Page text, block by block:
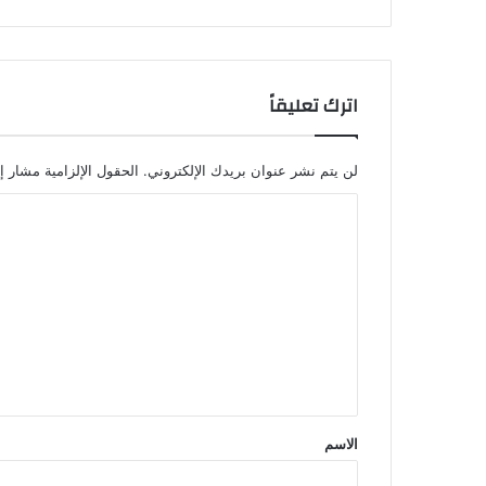
اترك تعليقاً
لن يتم نشر عنوان بريدك الإلكتروني. الحقول الإلزامية مشار
*
الاسم